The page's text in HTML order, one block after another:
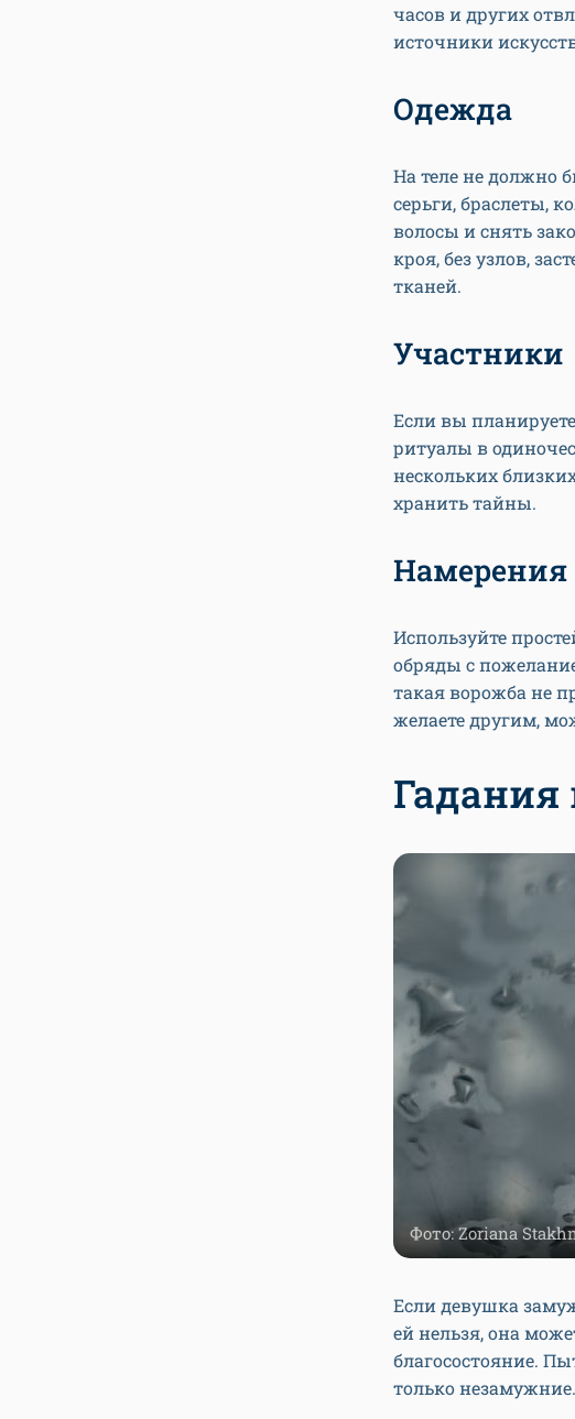
часов и других
источники
Одежда
На теле не должно
серьги, браслеты,
волосы и снять
кроя, без узлов,
тканей.
Участники
Если вы
ритуалы в
нескольких
хранить тайны.
Намерения
Используйте
обряды с
такая ворожба не
желаете другим,
Гадания
Фото: Zoriana
Если девушка
ей нельзя, она
благосостояние.
только незамужние.